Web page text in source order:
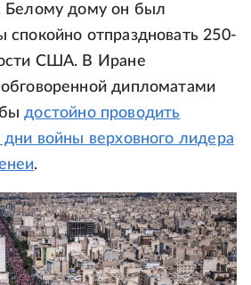
Белому дому он был
спокойно отпраздновать 250-
США. В Иране
дипломатами
достойно проводить
войны верховного лидера
.